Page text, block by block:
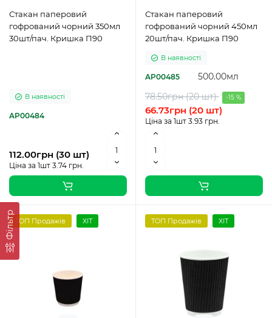
Фільтр
Стакан паперовий
гофрований чорний 350мл
30шт/пач. Кришка П90
В наявності
AP00484
112.00грн (30 шт)
Ціна за 1шт 3.74 грн.
Стакан паперовий
гофрований чорний 450мл
20шт/пач. Кришка П90
В наявності
AP00485
500.00мл
78.50грн (20 шт)
-15 %
66.73грн (20 шт)
Ціна за 1шт 3.93 грн.
ТОП Продажів ХІТ ТОП Продажів ХІТ